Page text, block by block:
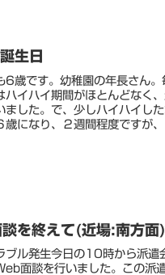
生日
6歳です。幼稚園の年長さん
ハイハイ期間がほとんどなく
ました。で、少しハイハイし
歳になり、２週間程度ですが、
を終えて(近場:南方面)
ブル発生今日の10時から派遣
面談を行いました。この派